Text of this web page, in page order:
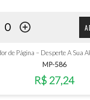
de Página – Desperte A Sua
MP-586
R$ 27,24